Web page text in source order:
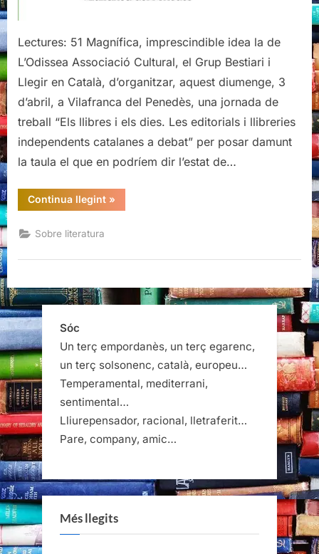
Lectures: 51 Magnífica, imprescindible idea la de
L’Odissea Associació Cultural, el Grup Bestiari i
Llegir en Català, d’organitzar, aquest diumenge, 3
d’abril, a Vilafranca del Penedès, una jornada de
treball “Els llibres i els dies. Les editorials i llibreries
independents catalanes a debat” per posar damunt
la taula el que en podríem dir l’estat de…
Continua llegint“Els
llibres
debat
necessari”
»
Sobre literatura
Sóc
Un terç empordanès, un terç egarenc,
un terç solsonenc, català, europeu…
Temperamental, mediterrani,
sentimental…
Lliurepensador, racional, lletraferit…
Pare, company, amic…
Més llegits